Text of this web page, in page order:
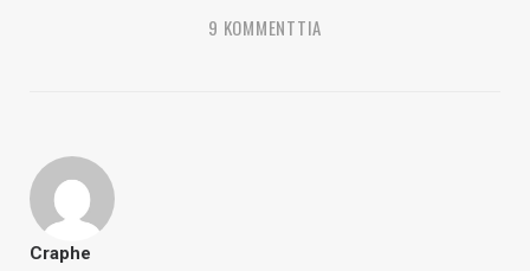
9 KOMMENTTIA
Craphe